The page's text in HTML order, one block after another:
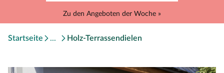
Zu den Angeboten der Woche »
Startseite Holz-Terrassendielen